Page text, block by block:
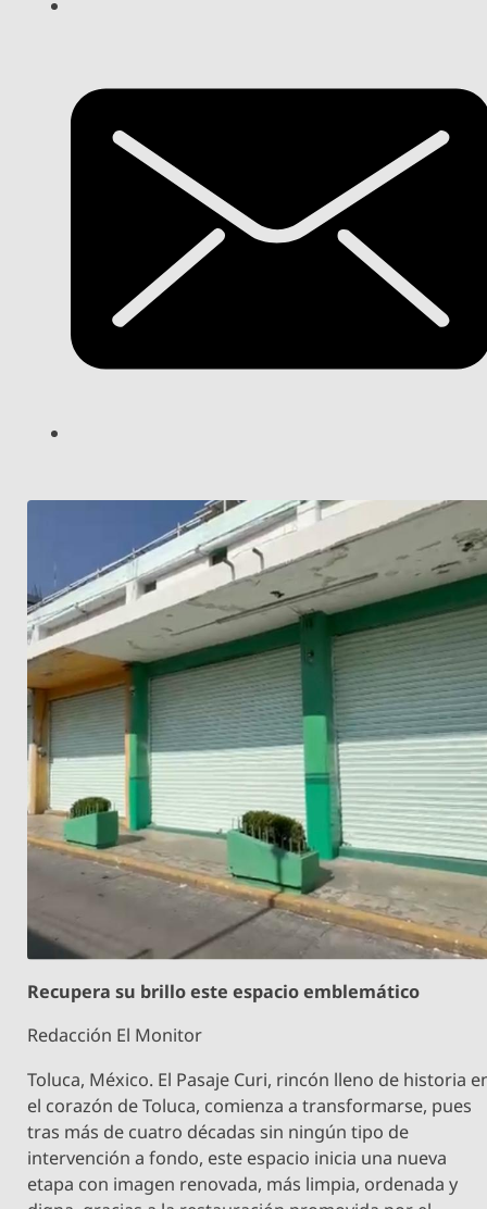
Recupera su brillo este espacio emblemático
Redacción El Monitor
Toluca, México. El Pasaje Curi, rincón lleno de historia
el corazón de Toluca, comienza a transformarse, pues
tras más de cuatro décadas sin ningún tipo de
intervención a fondo, este espacio inicia una nueva
etapa con imagen renovada, más limpia, ordenada y